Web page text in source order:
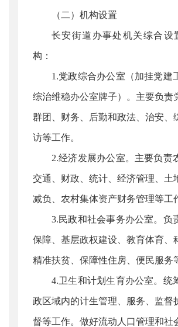
（二）机构设置
长安街道办事处机关综合设
构：
1.党政综合办公室（加挂党建
综治维稳办公室牌子）。主要负责
群团、财务、后勤和政法、治安、
访等工作。
2.经济发展办公室。主要负责
交通、财政、统计、经济管理、土
减负、农村集体资产财务管理等工
3.民政和社会事务办公室。负
保障、基层政权建设、教育体育、
精准扶贫、保障性住房、便民服务
4.卫生和计划生育办公室。统
政区域内的计生管理、服务、监督
督等工作。做好流动人口管理和社